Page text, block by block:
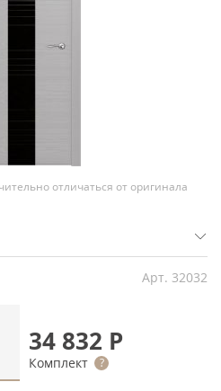
отличаться от оригинала
Арт. 32032
34 832 Р
Комплект